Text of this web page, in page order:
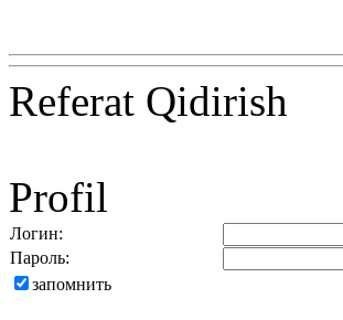
Referat Qidirish
Profil
Логин:
Пароль:
запомнить